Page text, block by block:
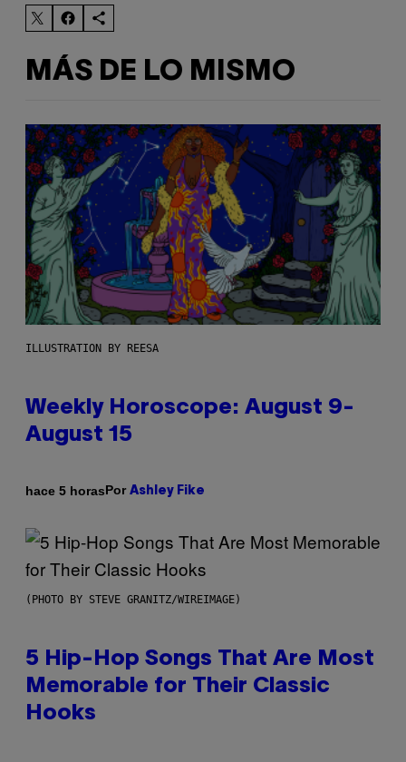
MÁS DE LO MISMO
ILLUSTRATION BY REESA
Weekly Horoscope: August 9-
August 15
hace 5 horasPor Ashley Fike
(PHOTO BY STEVE GRANITZ/WIREIMAGE)
5 Hip-Hop Songs That Are Most
Memorable for Their Classic
Hooks